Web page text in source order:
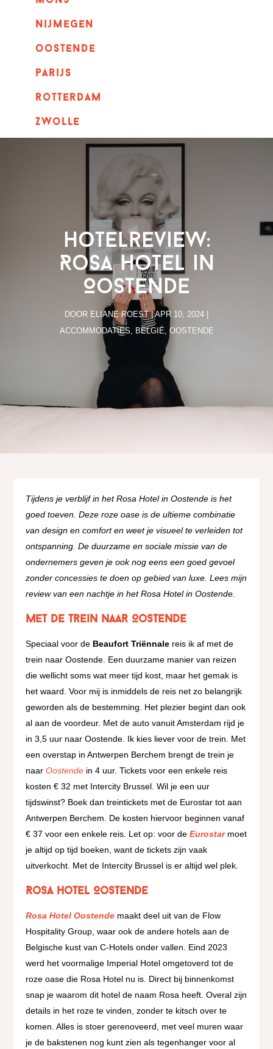
nijmegen
oostende
parijs
rotterdam
Zwolle
Hotelreview:
Rosa hotel in
Oostende
DOOR ELIANE ROEST|APR 10, 2024
ACCOMMODATIES
BELGIË OOSTENDE
Tijdens je verblijf in het Rosa Hotel in Oostende is het
goed toeven. Deze roze oase is de ultieme combinatie
van design en comfort en weet je visueel te verleiden tot
ontspanning. De duurzame en sociale missie van de
ondernemers geven je ook nog eens een goed gevoel
zonder concessies te doen op gebied van luxe. Lees mijn
review van een nachtje in het Rosa Hotel in Oostende.
Met de trein naar Oostende
Speciaal voor de Beaufort Triënnale reis ik af met de
trein naar Oostende. Een duurzame manier van reizen
die wellicht soms wat meer tijd kost, maar het gemak is
het waard. Voor mij is inmiddels de reis net zo belangrijk
geworden als de bestemming. Het plezier begint dan ook
al aan de voordeur. Met de auto vanuit Amsterdam rijd je
in 3,5 uur naar Oostende. Ik kies liever voor de trein. Met
een overstap in Antwerpen Berchem brengt de trein je
naarOostende in 4 uur. Tickets voor een enkele reis
kosten € 32 met Intercity Brussel. Wil je een uur
tijdswinst? Boek dan treintickets met de Eurostar tot aan
Antwerpen Berchem. De kosten hiervoor beginnen vanaf
€ 37 voor een enkele reis. Let op: voor deEurostarmoet
je altijd op tijd boeken, want de tickets zijn vaak
uitverkocht. Met de Intercity Brussel is er altijd wel plek.
Rosa Hotel Oostende
Rosa Hotel Oostende maakt deel uit van de Flow
Hospitality Group, waar ook de andere hotels aan de
Belgische kust van C-Hotels onder vallen. Eind 2023
werd het voormalige Imperial Hotel omgetoverd tot de
roze oase die Rosa Hotel nu is. Direct bij binnenkomst
snap je waarom dit hotel de naam Rosa heeft. Overal zijn
details in het roze te vinden, zonder te kitsch over te
komen. Alles is stoer gerenoveerd, met veel muren waar
je de bakstenen nog kunt zien als tegenhanger voor al